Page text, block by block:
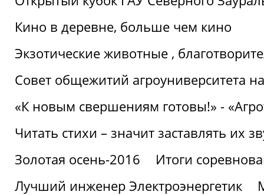
Кино в деревне, больше чем кино
Экзотические животные ,
Совет общежитий агроуниверситета
«К новым свершениям готовы!» -
Читать стихи – значит заставлять их
Золотая осень-2016
Итоги
Лучший инженер Электроэнергетик